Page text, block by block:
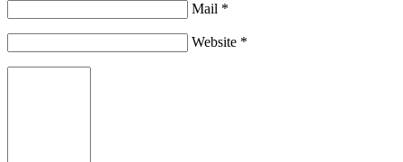
Mail *
Website *